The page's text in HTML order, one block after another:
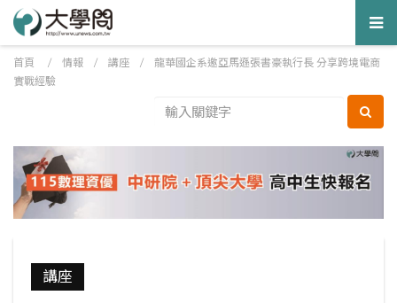
首頁 / 情報 / 講座 / 龍華國企系邀亞馬遜張書豪執行長 分享跨境電商
實戰經驗
講座